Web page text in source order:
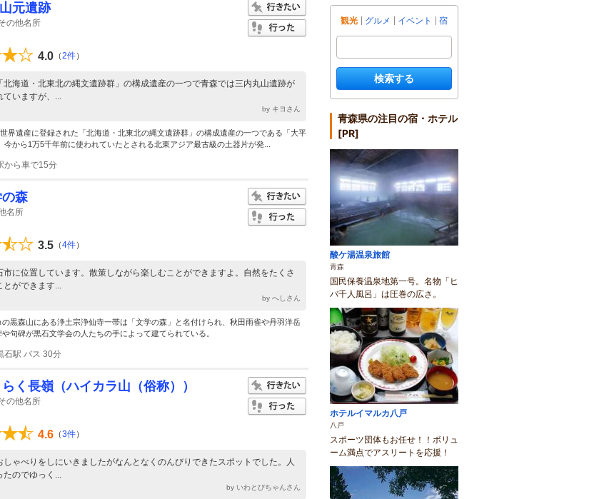
元遺跡
の他名所
4.0 （2件）
北海道・北東北の縄文遺跡群」の構成遺産の一つで青森では三内丸山遺跡が
ていますが、...
by キヨさん
界遺産に登録された「北海道・北東北の縄文遺跡群」の構成遺産の一つである「大平
今から1万5千年前に使われていたとされる北東アジア最古級の土器片が発...
から車で15分
森
名所
3.5 （4件）
市に位置しています。散策しながら楽しむことができますよ。自然をたくさ
とができます...
by へしさん
黒森山にある浄土宗浄仙寺一帯は「文学の森」と名付けられ、秋田雨雀や丹羽洋岳
や句碑が黒石文学会の人たちの手によって建てられている。
石駅 バス 30分
く長嶺（ハイカラ山（俗称））
の他名所
4.6 （3件）
しゃべりをしにいきましたがなんとなくのんびりできたスポットでした。人
たのでゆっく...
by いわとびちゃんさん
観光 グルメ イベント 宿
検索する
青森県の注目の宿・ホテル
[PR]
酸ケ湯温泉旅館
青森
国民保養温泉地第一号。名物「ヒ
バ千人風呂」は圧巻の広さ。
ホテルイマルカ八戸
八戸
スポーツ団体もお任せ！！ボリュ
ーム満点でアスリートを応援！